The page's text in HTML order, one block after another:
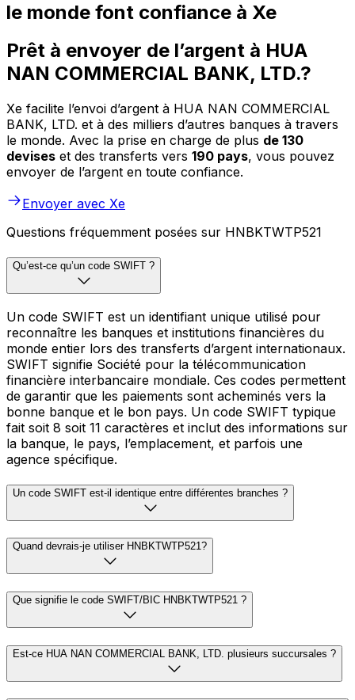
le monde font confiance à Xe
Prêt à envoyer de l’argent à HUA
NAN COMMERCIAL BANK, LTD.?
Xe facilite l’envoi d’argent à HUA NAN COMMERCIAL
BANK, LTD. et à des milliers d’autres banques à travers
le monde. Avec la prise en charge de plus de 130
devises et des transferts vers 190 pays, vous pouvez
envoyer de l’argent en toute confiance.
Envoyer avec Xe
Questions fréquemment posées sur HNBKTWTP521
Qu’est-ce qu’un code SWIFT ?
Un code SWIFT est un identifiant unique utilisé pour
reconnaître les banques et institutions financières du
monde entier lors des transferts d’argent internationaux.
SWIFT signifie Société pour la télécommunication
financière interbancaire mondiale. Ces codes permettent
de garantir que les paiements sont acheminés vers la
bonne banque et le bon pays. Un code SWIFT typique
fait soit 8 soit 11 caractères et inclut des informations sur
la banque, le pays, l’emplacement, et parfois une
agence spécifique.
Un code SWIFT est-il identique entre différentes branches ?
Quand devrais-je utiliser HNBKTWTP521?
Que signifie le code SWIFT/BIC HNBKTWTP521 ?
Est-ce HUA NAN COMMERCIAL BANK, LTD. plusieurs succursales ?